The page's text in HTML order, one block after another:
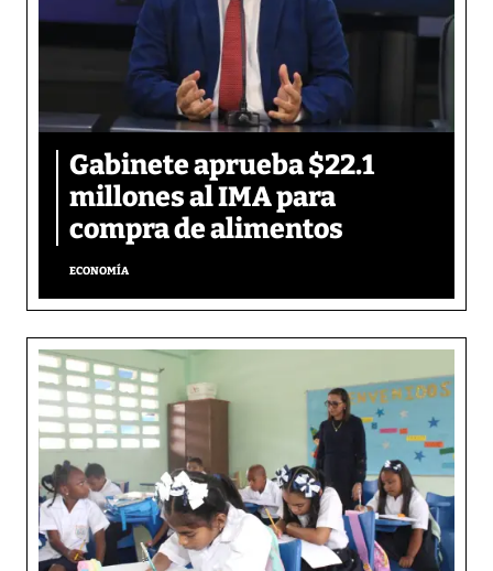
Gabinete aprueba $22.1
millones al IMA para
compra de alimentos
ECONOMÍA